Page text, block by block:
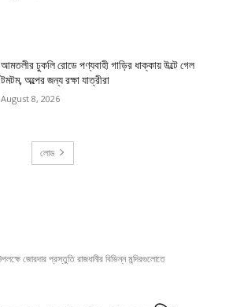
আমতলীর ঢুকলি রোডে পণ্যবাহী গাড়ির ধাক্কায় উল্টে গেল
টমটম, অল্পের জন্য রক্ষা যাত্রীরা
August 8, 2026
লোড